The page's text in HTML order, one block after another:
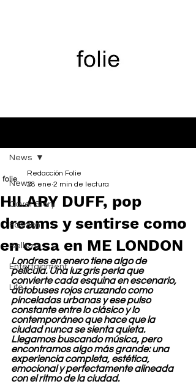
News
Cover Story
Fashion
Belleza
Entertainment
Life
News
HILARY DUFF, pop
dreams y sentirse como
en casa en ME LONDON
Redacción Folie
28 ene 2 min de lectura
Londres en enero tiene algo de
película. Una luz gris perla que
convierte cada esquina en escenario,
autobuses rojos cruzando como
pinceladas urbanas y ese pulso
constante entre lo clásico y lo
contemporáneo que hace que la
ciudad nunca se sienta quieta.
Llegamos buscando música, pero
encontramos algo más grande: una
experiencia completa, estética,
emocional y perfectamente alineada
con el ritmo de la ciudad.